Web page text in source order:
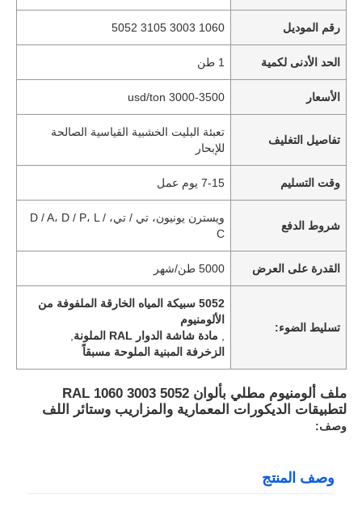
رقم الموديل 1060 3003 3105 5052
الحد الأدنى لكمية 1 طن
الأسعار 3000-3500 usd/ton
تفاصيل التغليف
تعبئة البليت الخشبية القياسية الصالحة
للإبحار
وقت التسليم 7-15 يوم عمل
شروط الدفع
ويسترن يونيون، تي / تي، D / A، D / P، L /
C
القدرة على العرض 5000 طن/شهر
تسليط الضوء:
5052 سبيكة المياه الخارقة الملفوفة من
الألومنيوم
مادة شاشة الدوار RAL الملونة
الزخرفة المبنية الملوحة مسبقاً
ملف ألومنيوم مطلي بألوان RAL 1060 3003 5052
لتطبيقات الديكورات المعمارية والمزاريب وستائر اللف
وصف:
وصف المنتج